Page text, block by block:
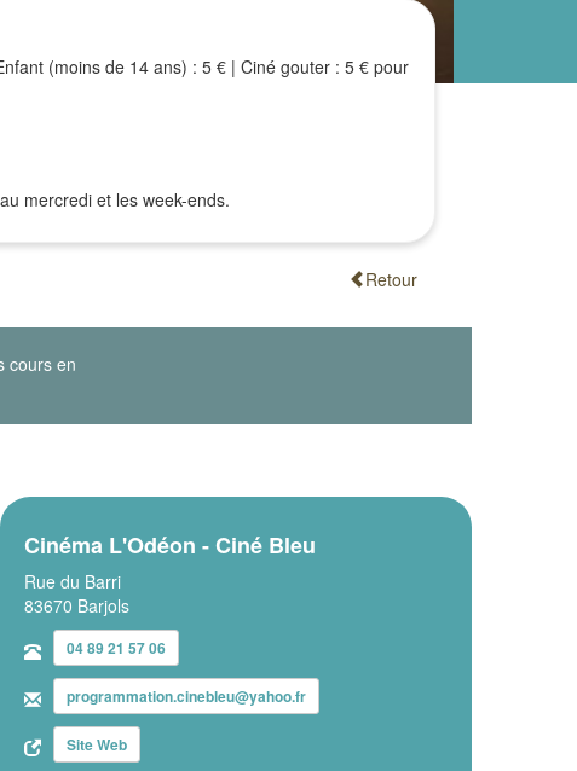
(moins de 14 ans) : 5 € | Ciné gouter : 5 € pour
mercredi et les week-ends.
Retour
cours en
Cinéma L'Odéon - Ciné Bleu
Rue du Barri
83670 Barjols
04 89 21 57 06
programmation.cinebleu@yahoo.fr
Site Web